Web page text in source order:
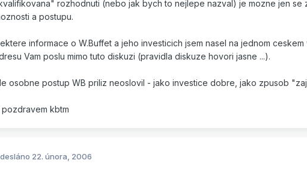
rozhodnuti (nebo jak bych to nejlepe nazval) je mozne jen se
a postupu.
informace o W.Buffet a jeho investicich jsem nasel na jednom
Vam poslu mimo tuto diskuzi (pravidla diskuze hovori jasne ...).
osobne postup WB priliz neoslovil - jako investice dobre, jako zpusob
pozdravem kbtm
22. února, 2006